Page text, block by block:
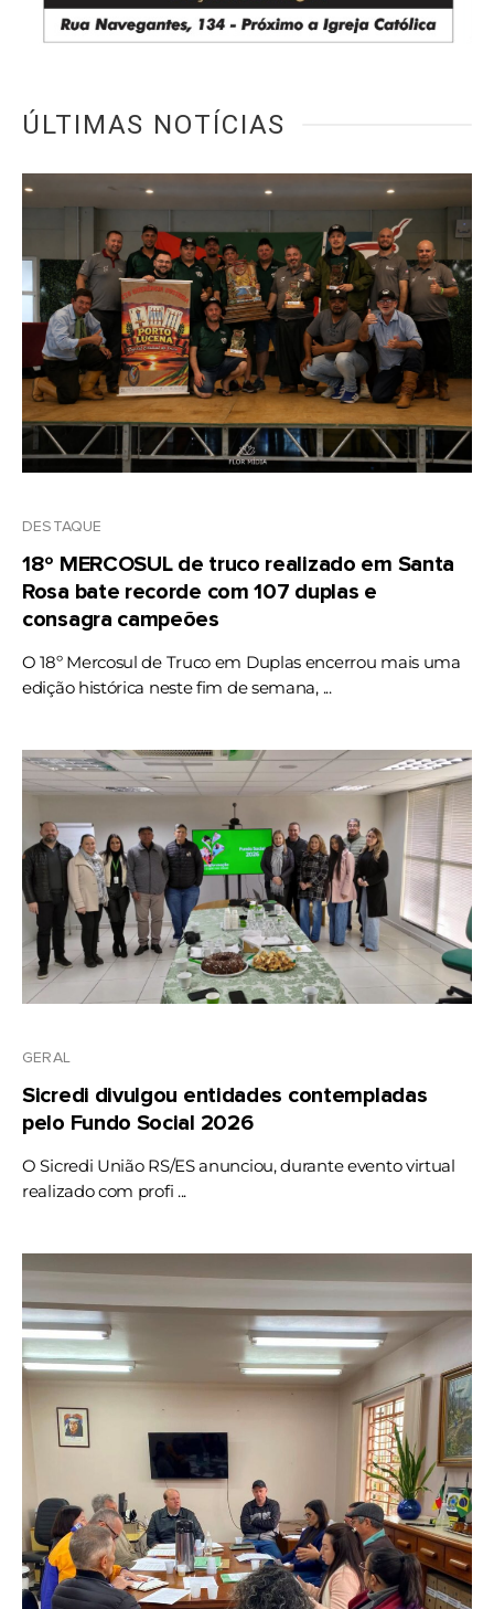
ÚLTIMAS NOTÍCIAS
DESTAQUE
18º MERCOSUL de truco realizado em Santa
Rosa bate recorde com 107 duplas e
consagra campeões
O 18º Mercosul de Truco em Duplas encerrou mais uma
edição histórica neste fim de semana, ...
GERAL
Sicredi divulgou entidades contempladas
pelo Fundo Social 2026
O Sicredi União RS/ES anunciou, durante evento virtual
realizado com profi ...